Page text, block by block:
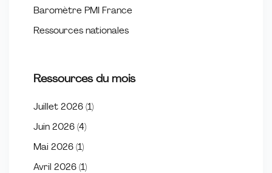
Baromètre PMI France
Ressources nationales
Ressources du mois
Juillet 2026 (1)
Juin 2026 (4)
Mai 2026 (1)
Avril 2026 (1)